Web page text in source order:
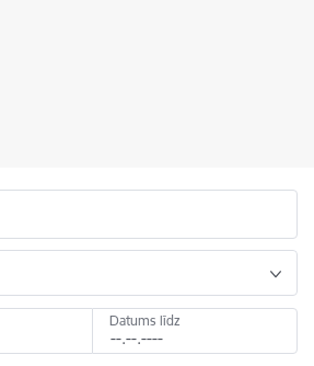
Datums līdz